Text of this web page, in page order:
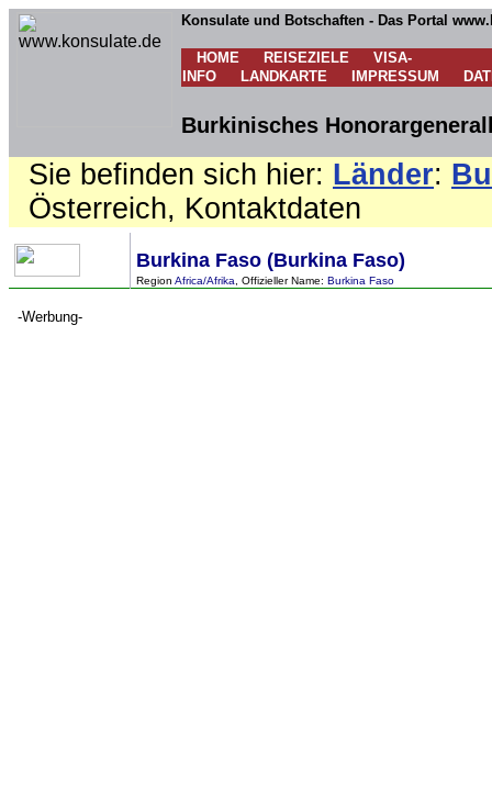
Konsulate und Botschaften - Das Portal
HOME REISEZIELE
VISA-
INFO
LANDKARTE IMPRESSUM
Burkinisches
Sie befinden sich hier: Länder:
Österreich, Kontaktdaten
Burkina Faso (Burkina Faso)
Region Africa/Afrika , Offizieller Name: Burkina Faso
-Werbung-